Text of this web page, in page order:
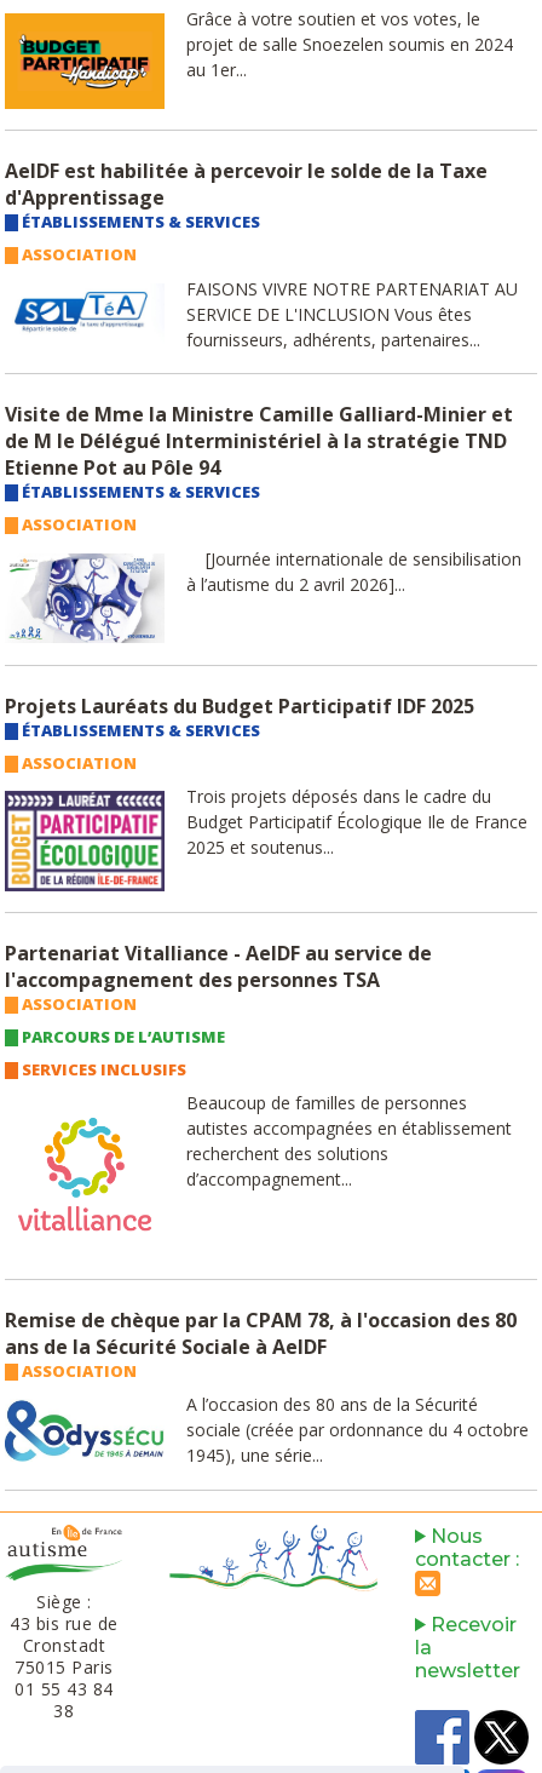
Grâce à votre soutien et vos votes, le
projet de salle Snoezelen soumis en 2024
au 1er...
AeIDF est habilitée à percevoir le solde de la Taxe
d'Apprentissage
ÉTABLISSEMENTS & SERVICES
ASSOCIATION
FAISONS VIVRE NOTRE PARTENARIAT AU
SERVICE DE L'INCLUSION Vous êtes
fournisseurs, adhérents, partenaires...
Visite de Mme la Ministre Camille Galliard-Minier et
de M le Délégué Interministériel à la stratégie TND
Etienne Pot au Pôle 94
ÉTABLISSEMENTS & SERVICES
ASSOCIATION
[Journée internationale de sensibilisation
à l’autisme du 2 avril 2026]...
Projets Lauréats du Budget Participatif IDF 2025
ÉTABLISSEMENTS & SERVICES
ASSOCIATION
Trois projets déposés dans le cadre du
Budget Participatif Écologique Ile de France
2025 et soutenus...
Partenariat Vitalliance - AeIDF au service de
l'accompagnement des personnes TSA
ASSOCIATION
PARCOURS DE L’AUTISME
SERVICES INCLUSIFS
Beaucoup de familles de personnes
autistes accompagnées en établissement
recherchent des solutions
d’accompagnement...
Remise de chèque par la CPAM 78, à l'occasion des 80
ans de la Sécurité Sociale à AeIDF
ASSOCIATION
A l’occasion des 80 ans de la Sécurité
sociale (créée par ordonnance du 4 octobre
1945), une série...
Siège :
43 bis rue de
Cronstadt
75015 Paris
01 55 43 84
38‬​
Nous
contacter :
Recevoir
la
newsletter